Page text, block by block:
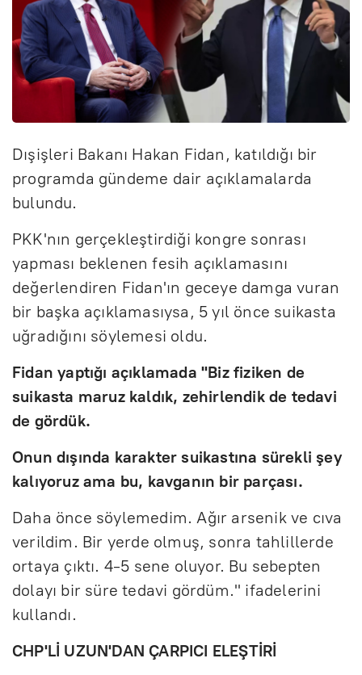
Dışişleri Bakanı Hakan Fidan, katıldığı bir
programda gündeme dair açıklamalarda
bulundu.
PKK'nın gerçekleştirdiği kongre sonrası
yapması beklenen fesih açıklamasını
değerlendiren Fidan'ın geceye damga vuran
bir başka açıklamasıysa, 5 yıl önce suikasta
uğradığını söylemesi oldu.
Fidan yaptığı açıklamada "Biz fiziken de
suikasta maruz kaldık, zehirlendik de tedavi
de gördük.
Onun dışında karakter suikastına sürekli şey
kalıyoruz ama bu, kavganın bir parçası.
Daha önce söylemedim. Ağır arsenik ve cıva
verildim. Bir yerde olmuş, sonra tahlillerde
ortaya çıktı. 4-5 sene oluyor. Bu sebepten
dolayı bir süre tedavi gördüm." ifadelerini
kullandı.
CHP'Lİ UZUN'DAN ÇARPICI ELEŞTİRİ